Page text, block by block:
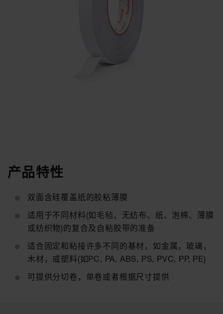
产品特性
双面含硅覆盖纸的胶粘薄膜
适用于不同材料(如毛毡、无纺布、纸、泡棉、薄膜
或纺织物)的复合及自粘胶带的准备
适合固定和粘接许多不同的基材，如金属，玻璃，
木材，或塑料(如PC, PA, ABS, PS, PVC, PP, PE)
可提供分切卷，单卷或者根据尺寸提供